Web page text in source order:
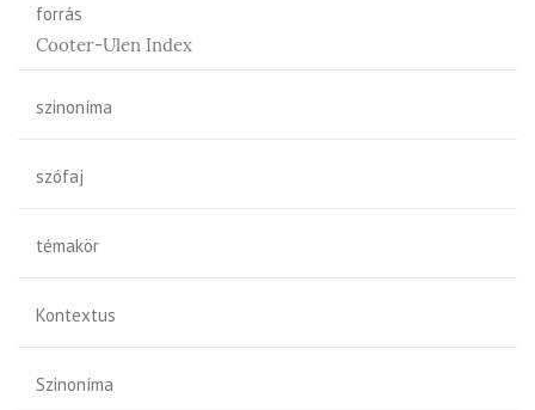
forrás
Cooter-Ulen Index
szinoníma
szófaj
témakör
Kontextus
Szinoníma